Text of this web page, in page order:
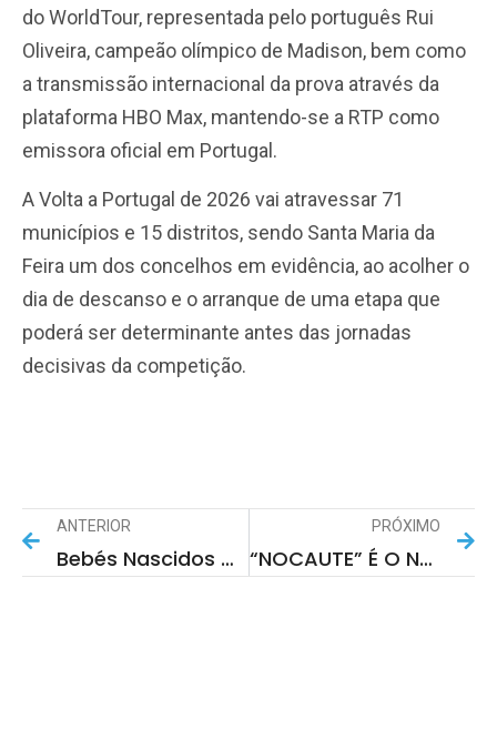
do WorldTour, representada pelo português Rui
Oliveira, campeão olímpico de Madison, bem como
a transmissão internacional da prova através da
plataforma HBO Max, mantendo-se a RTP como
emissora oficial em Portugal.
A Volta a Portugal de 2026 vai atravessar 71
municípios e 15 distritos, sendo Santa Maria da
Feira um dos concelhos em evidência, ao acolher o
dia de descanso e o arranque de uma etapa que
poderá ser determinante antes das jornadas
decisivas da competição.
ANTERIOR
Bebés Nascidos Durante A Viagem Medieval Terão Entrada Gratuita Vitalícia No Evento
PRÓXIMO
“NOCAUTE” É O Novo Projeto De Circo Contemporâneo Apoiado Por Santa Maria Da Feira